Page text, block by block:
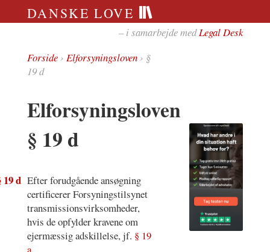
DANSKE LOVE
– i samarbejde medLegal Desk
Forside› Elforsyningsloven› §
19 d
Elforsyningsloven
§ 19 d
19 d Efter forudgående ansøgning
certificerer Forsyningstilsynet
transmissionsvirksomheder,
hvis de opfylder kravene om
ejermæssig adskillelse, jf. § 19